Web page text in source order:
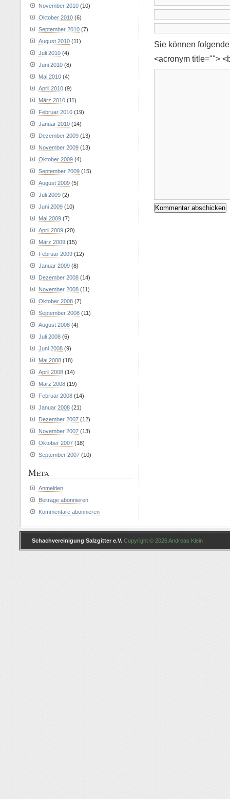
Sie können
<acronym title="">
November 2010 (10)
Oktober 2010 (6)
September 2010 (7)
August 2010 (11)
Juli 2010 (4)
Juni 2010 (8)
Mai 2010 (4)
April 2010 (9)
März 2010 (11)
Februar 2010 (19)
Januar 2010 (14)
Dezember 2009 (13)
November 2009 (13)
Oktober 2009 (4)
September 2009 (15)
August 2009 (5)
Juli 2009 (2)
Juni 2009 (10)
Mai 2009 (7)
April 2009 (20)
März 2009 (15)
Februar 2009 (12)
Januar 2009 (8)
Dezember 2008 (14)
November 2008 (11)
Oktober 2008 (7)
September 2008 (11)
August 2008 (4)
Juli 2008 (6)
Juni 2008 (9)
Mai 2008 (18)
April 2008 (14)
März 2008 (19)
Februar 2008 (14)
Januar 2008 (21)
Dezember 2007 (12)
November 2007 (13)
Oktober 2007 (18)
September 2007 (10)
Meta
Anmelden
Beiträge abonnieren
Kommentare abonnieren
Schachvereinigung Salzgitter e.V. Copyright © 2026 Andreas Klein .